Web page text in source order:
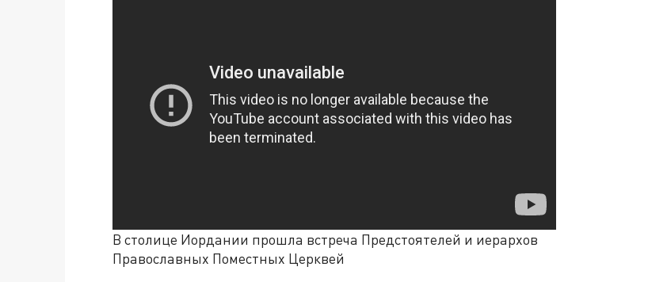
В столице Иордании прошла встреча Предстоятелей и иерархов
Православных Поместных Церквей